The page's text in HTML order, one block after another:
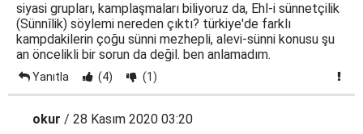
siyasi grupları, kamplaşmaları biliyoruz da, Ehl-i sünnetçilik
(Sünnîlik) söylemi nereden çıktı? türkiye'de farklı
kampdakilerin çoğu sünni mezhepli, alevi-sünni konusu şu
an öncelikli bir sorun da değil. ben anlamadım.
Yanıtla (4) (1)
okur / 28 Kasım 2020 03:20